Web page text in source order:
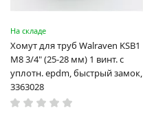
На складе
Хомут для труб Walraven KSB1
М8 3/4" (25-28 мм) 1 винт. с
уплотн. epdm, быстрый замок,
3363028